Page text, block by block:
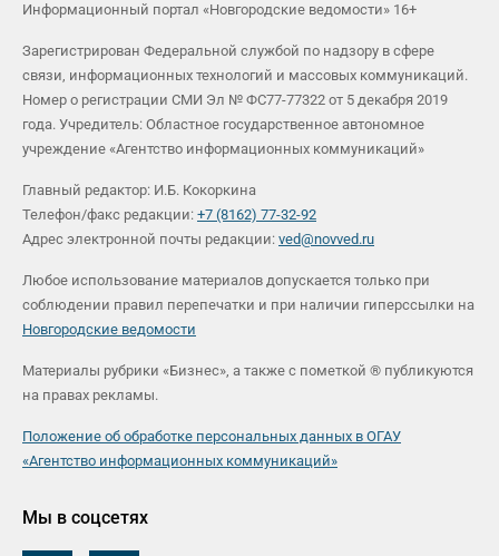
Информационный портал «Новгородские ведомости» 16+
Зарегистрирован Федеральной службой по надзору в сфере
связи, информационных технологий и массовых коммуникаций.
Номер о регистрации СМИ Эл № ФС77-77322 от 5 декабря 2019
года. Учредитель: Областное государственное автономное
учреждение «Агентство информационных коммуникаций»
Главный редактор: И.Б. Кокоркина
Телефон/факс редакции: +7 (8162) 77-32-92
Адрес электронной почты редакции: ved@novved.ru
Любое использование материалов допускается только при
соблюдении правил перепечатки и при наличии гиперссылки на
Новгородские ведомости
Материалы рубрики «Бизнес», а также с пометкой ® публикуются
на правах рекламы.
Положение об обработке персональных данных в ОГАУ
«Агентство информационных коммуникаций»
Мы в соцсетях